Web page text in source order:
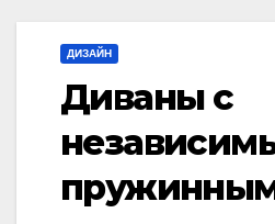
ДИЗАЙН
Диваны с